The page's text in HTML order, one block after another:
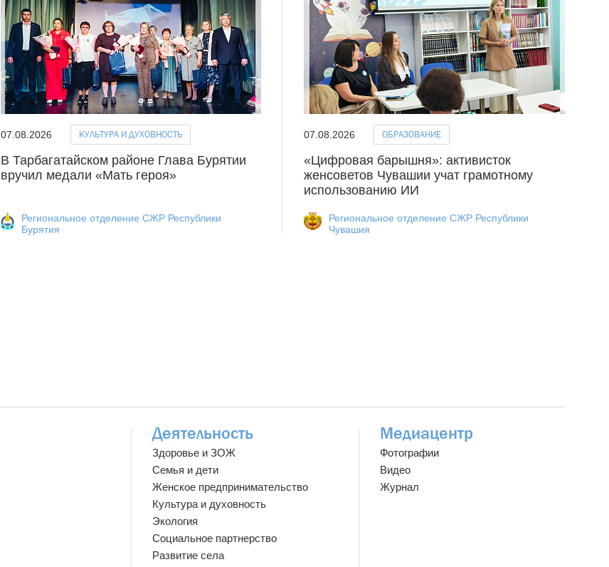
07.08.2026 КУЛЬТУРА И ДУХОВНОСТЬ
В Тарбагатайском районе Глава Бурятии
вручил медали «Мать героя»
Региональное отделение СЖР Республики
Бурятия
07.08.2026 ОБРАЗОВАНИЕ
«Цифровая барышня»: активисток
женсоветов Чувашии учат грамотному
использованию ИИ
Региональное отделение СЖР Республики
Чувашия
Деятельность
Здоровье и ЗОЖ
Семья и дети
Женское предпринимательство
Культура и духовность
Экология
Социальное партнерство
Развитие села
Медиацентр
Фотографии
Видео
Журнал